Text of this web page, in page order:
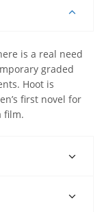
is a real need
graded
Hoot is
first novel for
film.